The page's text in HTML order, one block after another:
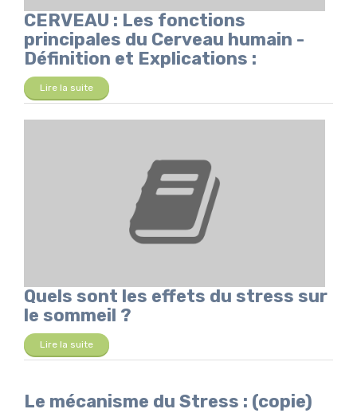
CERVEAU : Les fonctions
principales du Cerveau humain -
Définition et Explications :
Lire la suite
Quels sont les effets du stress sur
le sommeil ?
Lire la suite
Le mécanisme du Stress : (copie)